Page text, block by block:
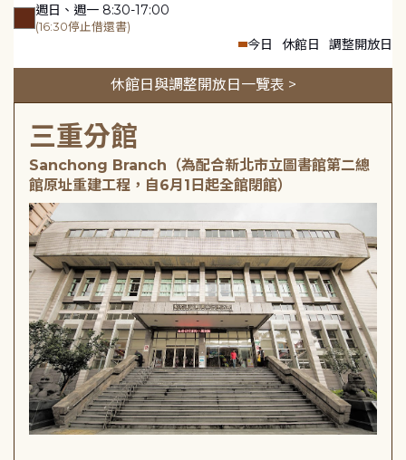
週日、週一 8:30-17:00
(16:30停止借還書)
今日 休館日 調整開放日
休館日與調整開放日一覽表 >
三重分館
Sanchong Branch（為配合新北市立圖書館第二總
館原址重建工程，自6月1日起全館閉館）